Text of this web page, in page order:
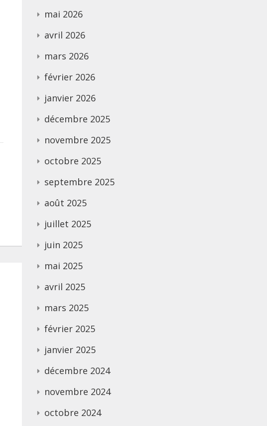
mai 2026
avril 2026
mars 2026
février 2026
janvier 2026
décembre 2025
novembre 2025
octobre 2025
septembre 2025
août 2025
juillet 2025
juin 2025
mai 2025
avril 2025
mars 2025
février 2025
janvier 2025
décembre 2024
novembre 2024
octobre 2024